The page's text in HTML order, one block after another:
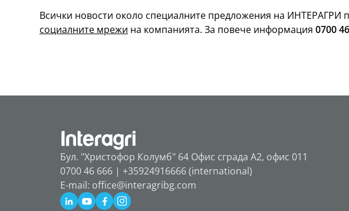
Всички новости около специалните предложения на ИНТЕРАГРИ
социалните мрежи на компанията. За повече информация 0700
Бул. "Христофор Колумб" 64 Офис сграда А2, офис 011
0700 46 666 | +35924916666 (international)
E-mail: office@interagribg.com